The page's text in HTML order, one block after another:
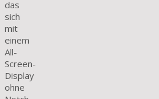
das
sich
mit
einem
All-
Screen-
Display
ohne